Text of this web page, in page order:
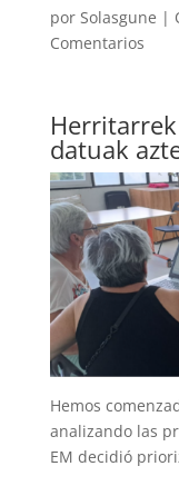
por Solasgune |
Comentarios
datuak
Hemos
analizando las
EM decidió